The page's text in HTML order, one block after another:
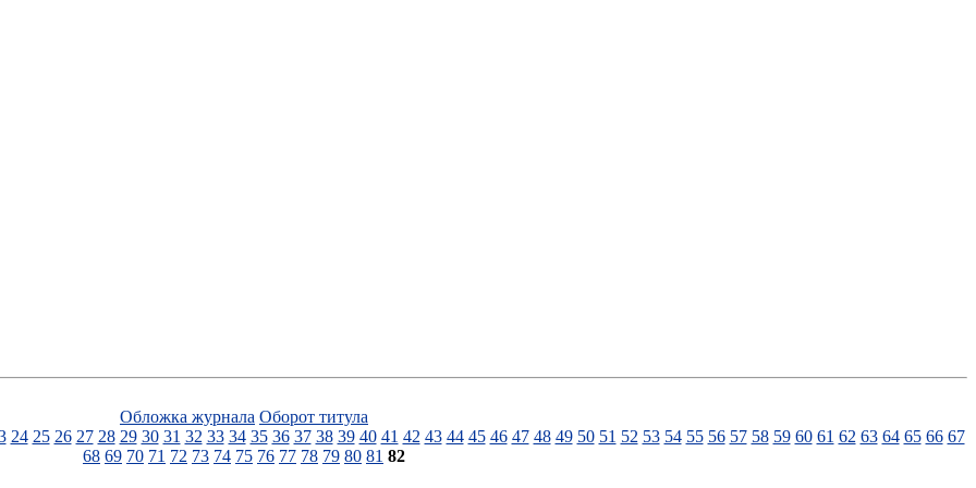
Обложка журнала Оборот титула
24 25 26 27 28 29 30 31 32 33 34 35 36 37 38 39 40 41 42 43 44 45 46 47 48 49 50 51 52 53 54 55 56 57 58 59 60 61 62 63 64 65 66 67
68 69 70 71 72 73 74 75 76 77 78 79 80 81 82